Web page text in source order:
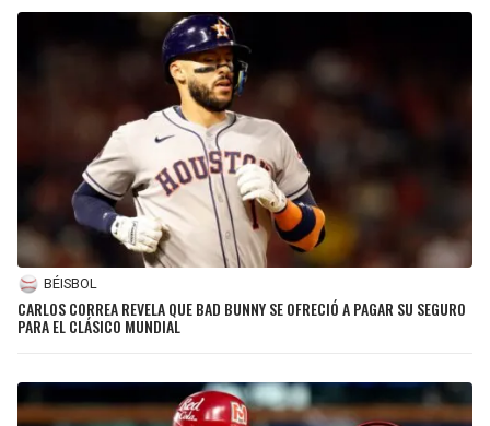
BÉISBOL
CARLOS CORREA REVELA QUE BAD BUNNY SE OFRECIÓ A PAGAR SU SEGURO
PARA EL CLÁSICO MUNDIAL